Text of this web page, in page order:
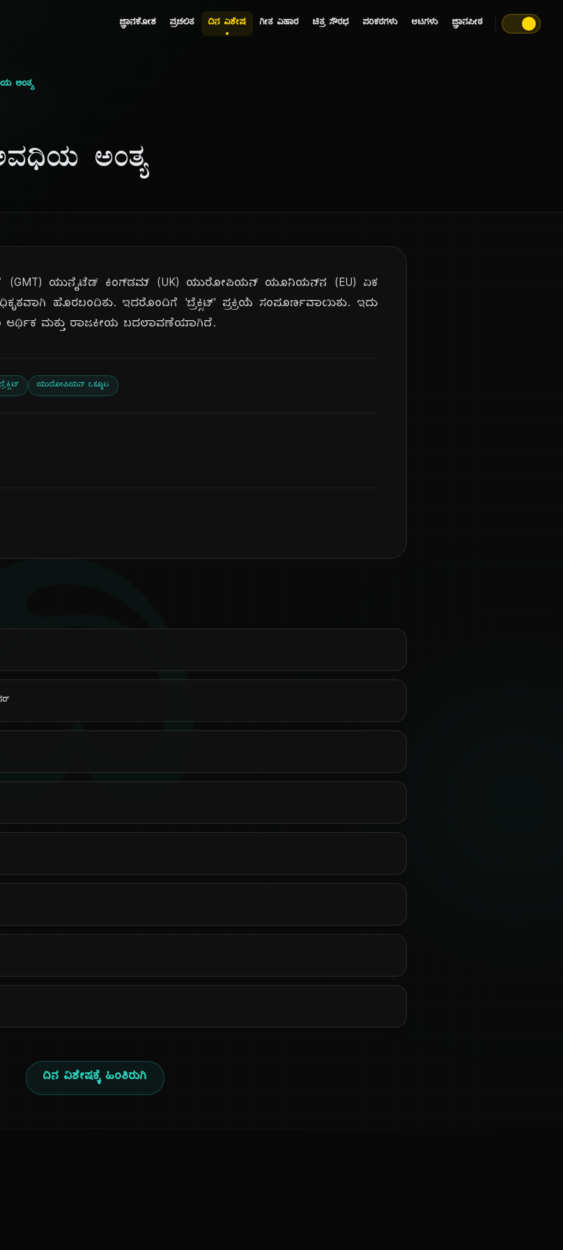
ಜ್ಞಾನಕೋಶ ಪ್ರಚಲಿತ ದಿನ ವಿಶೇಷ ಗೀತ ವಿಹಾರ ಚಿತ್ರ ಸೌರಭ ಪರಿಕರಗಳು ಆಟಗಳು ಜ್ಞಾನಪೀಠ
ಅಂತ್ಯ
ಅಂತ್ಯ
(GMT) ಯುನೈಟೆಡ್ ಕಿಂಗ್‌ಡಮ್ (UK) ಯುರೋಪಿಯನ್ ಯೂನಿಯನ್‌ನ (EU) ಏಕ
ಹೊರಬಂದಿತು. ಇದರೊಂದಿಗೆ 'ಬ್ರೆಕ್ಸಿಟ್' ಪ್ರಕ್ರಿಯೆ ಸಂಪೂರ್ಣವಾಯಿತು. ಇದು
ಆರ್ಥಿಕ ಮತ್ತು ರಾಜಕೀಯ ಬದಲಾವಣೆಯಾಗಿದೆ.
ಯುರೋಪಿಯನ್ ಒಕ್ಕೂಟ
ದಿನ ವಿಶೇಷಕ್ಕೆ ಹಿಂತಿರುಗಿ